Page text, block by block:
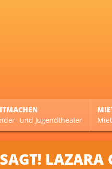
und Jugendtheater
LAZARA